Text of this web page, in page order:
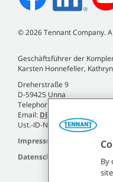
©2026Tennant Company.
Geschäftsführer der
Karsten Honnefeller,
Dreherstraße 9
D-59425 Unna
Telephone +49 (0)2303 2580-
Email:
Ust.-ID-Nr. DE120810935
Impressum
Datenschutzrichtlinie
By